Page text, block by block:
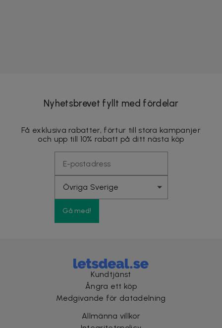
Nyhetsbrevet fyllt med fördelar
Få exklusiva rabatter, förtur till stora kampanjer
och upp till 10% rabatt på ditt nästa köp
Gå med!
Kundtjänst
Ångra ett köp
Medgivande för datadelning
Allmänna villkor